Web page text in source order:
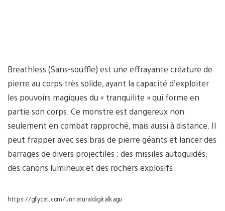
Breathless (Sans-souffle) est une effrayante créature de
pierre au corps très solide, ayant la capacité d’exploiter
les pouvoirs magiques du « tranquilite » qui forme en
partie son corps. Ce monstre est dangereux non
seulement en combat rapproché, mais aussi à distance. Il
peut frapper avec ses bras de pierre géants et lancer des
barrages de divers projectiles : des missiles autoguidés,
des canons lumineux et des rochers explosifs.
https://gfycat.com/unnaturaldigitalkagu